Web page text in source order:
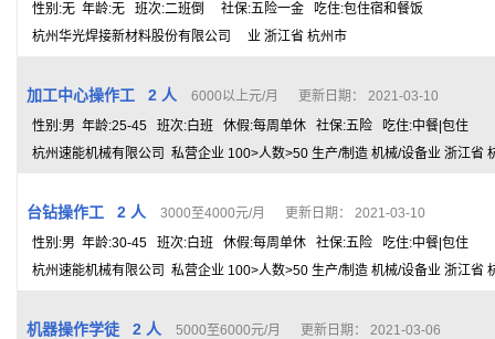
性别:无 年龄:无 班次:二班倒 社保:五险一金 吃住:包住宿和餐饭
杭州华光焊接新材料股份有限公司 业 浙江省 杭州市
加工中心操作工 2 人
6000以上元/月 更新日期： 2021-03-10
性别:男 年龄:25-45 班次:白班 休假:每周单休 社保:五险 吃住:中餐|包住
杭州速能机械有限公司 私营企业 100>人数>50 生产/制造 机械/设备业 浙江省
台钻操作工 2 人
3000至4000元/月 更新日期： 2021-03-10
性别:男 年龄:30-45 班次:白班 休假:每周单休 社保:五险 吃住:中餐|包住
杭州速能机械有限公司 私营企业 100>人数>50 生产/制造 机械/设备业 浙江省
机器操作学徒 2 人
5000至6000元/月 更新日期： 2021-03-06